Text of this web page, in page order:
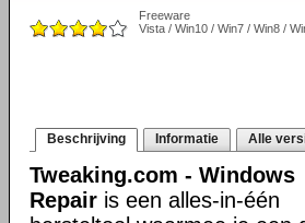
Freeware
Vista / Win10 / Win7 / Win8 /
Beschrijving Informatie Alle
Tweaking.com - Windows
Repair is een alles-in-één